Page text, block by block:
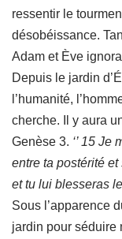
ressentir le
désobéissance.
Adam et Ève
Depuis le jardin
l’humanité,
cherche. Il y aura
Genèse 3. ‘’ 15 Je
entre ta postérité et
et tu lui blesseras le
Sous l’apparence
jardin pour séduire